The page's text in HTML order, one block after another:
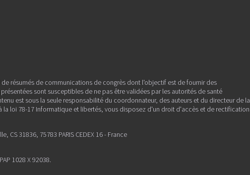
résumés de communications de congrès dont l'objectif est de fournir des
sont susceptibles de ne pas être validées par les autorités de santé
est sous la seule responsabilité du coordonnateur, des auteurs et du directeur de la
loi 78-17 Informatique et libertés, vous disposez d'un droit d'accès et de rectification
CS 31836, 75783 PARIS CEDEX 16 - France
1028 X 92038.